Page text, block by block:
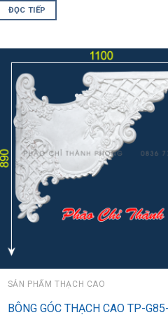
ĐỌC TIẾP
SẢN PHẨM THẠCH CAO
BÔNG GÓC THẠCH CAO TP-